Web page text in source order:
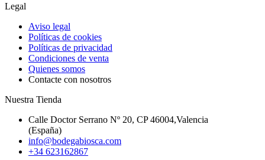
Legal
Aviso legal
Políticas de cookies
Políticas de privacidad
Condiciones de venta
Quienes somos
Contacte con nosotros
Nuestra Tienda
Calle Doctor Serrano Nº 20, CP 46004,Valencia
(España)
info@bodegabiosca.com
+34 623162867